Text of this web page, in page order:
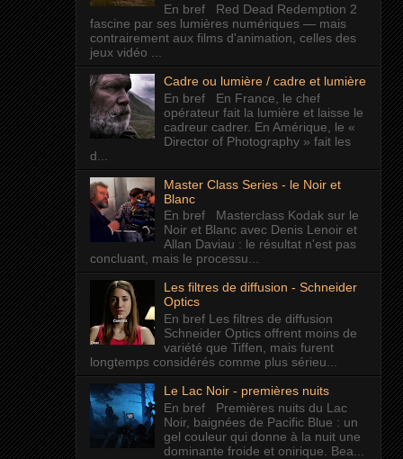
En bref Red Dead Redemption 2
fascine par ses lumières numériques — mais
contrairement aux films d'animation, celles des
jeux vidéo ...
Cadre ou lumière / cadre et lumière
En bref En France, le chef
opérateur fait la lumière et laisse le
cadreur cadrer. En Amérique, le «
Director of Photography » fait les
d...
Master Class Series - le Noir et
Blanc
En bref Masterclass Kodak sur le
Noir et Blanc avec Denis Lenoir et
Allan Daviau : le résultat n'est pas
concluant, mais le processu...
Les filtres de diffusion - Schneider
Optics
En bref Les filtres de diffusion
Schneider Optics offrent moins de
variété que Tiffen, mais furent
longtemps considérés comme plus sérieu...
Le Lac Noir - premières nuits
En bref Premières nuits du Lac
Noir, baignées de Pacific Blue : un
gel couleur qui donne à la nuit une
dominante froide et onirique. Bea...